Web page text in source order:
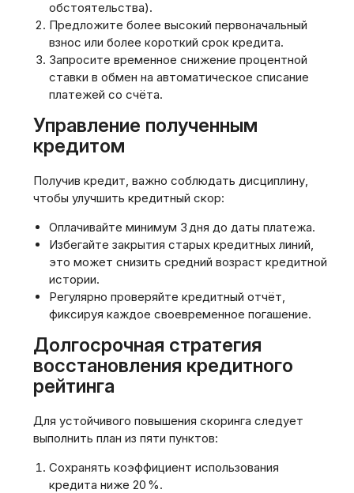
обстоятельства).
Предложите более высокий первоначальный
взнос или более короткий срок кредита.
Запросите временное снижение процентной
ставки в обмен на автоматическое списание
платежей со счёта.
Управление полученным
кредитом
Получив кредит‚ важно соблюдать дисциплину‚
чтобы улучшить кредитный скор:
Оплачивайте минимум 3 дня до даты платежа.
Избегайте закрытия старых кредитных линий,
это может снизить средний возраст кредитной
истории.
Регулярно проверяйте кредитный отчёт‚
фиксируя каждое своевременное погашение.
Долгосрочная стратегия
восстановления кредитного
рейтинга
Для устойчивого повышения скоринга следует
выполнить план из пяти пунктов:
Сохранять коэффициент использования
кредита ниже 20 %.